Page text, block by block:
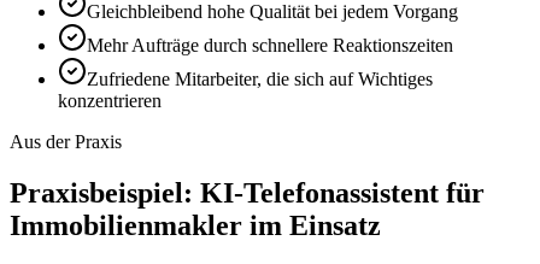
Gleichbleibend hohe Qualität bei jedem Vorgang
Mehr Aufträge durch schnellere Reaktionszeiten
Zufriedene Mitarbeiter, die sich auf Wichtiges
konzentrieren
Aus der Praxis
Praxisbeispiel: KI-Telefonassistent für
Immobilienmakler im Einsatz